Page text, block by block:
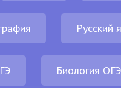
Русский
Биология ОГЭ